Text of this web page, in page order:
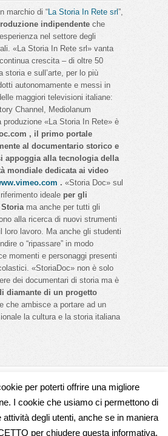
marchio di “La Storia In Rete srl ”,
indipendente che
nel settore degli
«La Storia In Rete srl» vanta
crescita – di oltre 50
storia e sull’arte, per lo più
autonomamente e messi in
maggiori televisioni italiane:
Channel, Mediolanum
produzione «La Storia In Rete» è
, il primo portale
al documentario storico e
appoggia alla tecnologia della
mondiale dedicata ai video
. «Storia Doc» sul
ideale per gli
ma anche per tutti gli
alla ricerca di nuovi strumenti
loro lavoro. Ma anche gli studenti
o “ripassare” in modo
momenti e personaggi presenti
«StoriaDoc» non è solo
dei documentari di storia ma è
diamante di un progetto
che ambisce a portare ad un
la cultura e la storia italiana
Seguici su
per poterti offrire una migliore
I cookie che usiamo ci permettono di
degli utenti, anche se in maniera
per chiudere questa informativa,